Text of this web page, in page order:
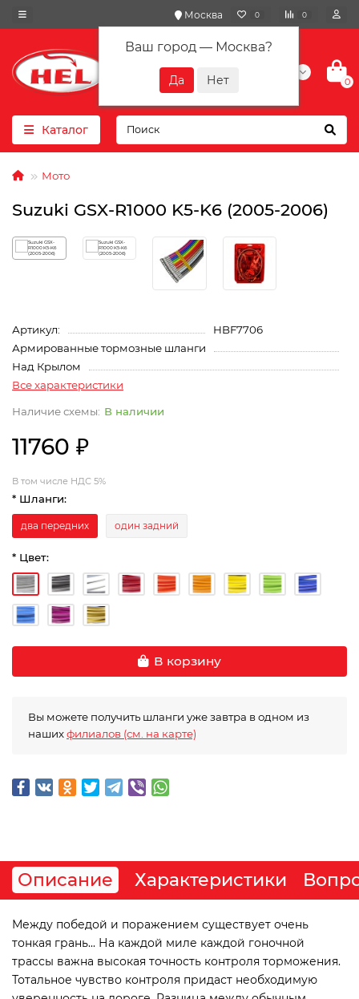
Москва
Ваш город — Москва?
0 0
+7(901) 417-10-01
0
Каталог
Мото
Suzuki GSX-R1000 K5-K6 (2005-2006)
Артикул:
HBF7706
Армированные тормозные шланги
Над Крылом
Все характеристики
В наличии
11760 ₽
В том числе НДС 5%
* Шланги:
два передних один задний
* Цвет:
В корзину
Вы можете получить шланги уже завтра в одном из
нашихфилиалов (см. на карте)
Описание Характеристики
Между победой и поражением существует очень
тонкая грань... На каждой миле каждой гоночной
трассы важна высокая точность контроля торможения.
Тотальное чувство контроля придаст необходимую